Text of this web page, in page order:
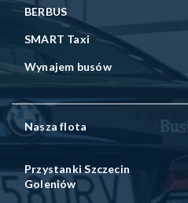
BERBUS
SMART Taxi
Wynajem busów
Nasza flota
Przystanki Szczecin
Goleniów